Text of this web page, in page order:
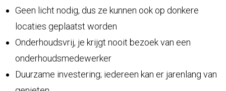
Geen licht nodig, dus ze kunnen ook op donkere
locaties geplaatst worden
Onderhoudsvrij, je krijgt nooit bezoek van een
onderhoudsmedewerker
Duurzame investering; iedereen kan er jarenlang van